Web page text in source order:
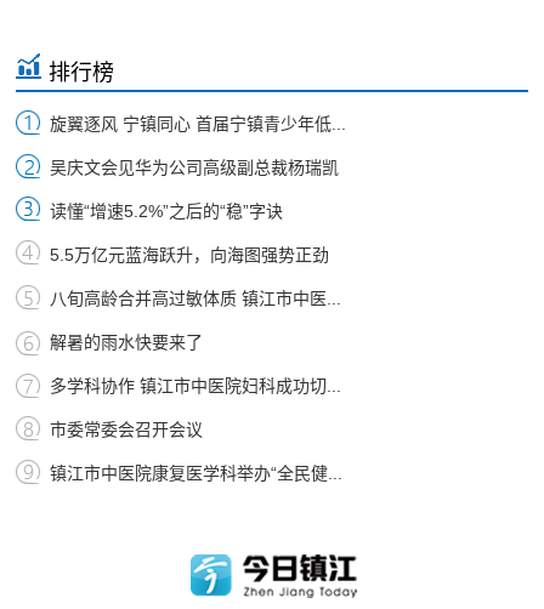
排行榜
旋翼逐风 宁镇同心 首届宁镇青少年低...
吴庆文会见华为公司高级副总裁杨瑞凯
读懂“增速5.2%”之后的“稳”字诀
5.5万亿元蓝海跃升，向海图强势正劲
八旬高龄合并高过敏体质 镇江市中医...
解暑的雨水快要来了
多学科协作 镇江市中医院妇科成功切...
市委常委会召开会议
镇江市中医院康复医学科举办“全民健...